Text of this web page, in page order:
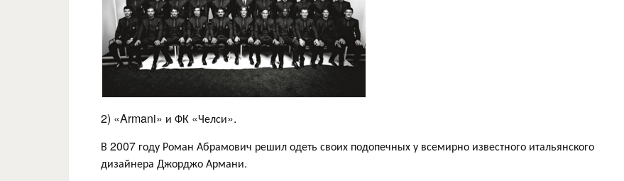
2) «Armani» и ФК «Челси».
В 2007 году Роман Абрамович решил одеть своих подопечных у всемирно известного итальянского
дизайнера Джорджо Армани.